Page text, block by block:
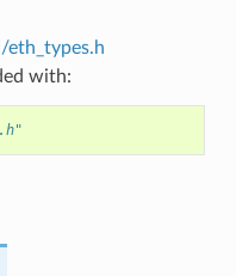
with: